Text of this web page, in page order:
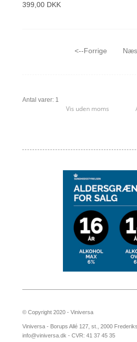
399,00 DKK
<--Forrige
Antal varer: 1
Vis uden moms
© Copyright 2020 - Viniversa
Viniversa - Borups Allé 127, st., 2000
info@viniversa.dk - CVR: 41 37 45 35